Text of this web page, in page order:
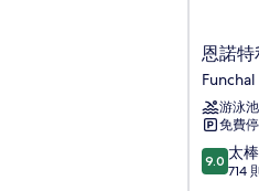
恩
諾
特
利
多
全
包
恩諾特
Funchal
游泳池
免費
9.0
分，
9.0 太
714